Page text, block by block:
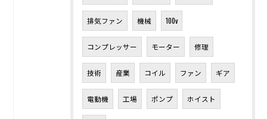
排気ファン 機械 100v
コンプレッサー モーター 修理
技術 産業 コイル ファン ギア
電動機 工場 ポンプ ホイスト